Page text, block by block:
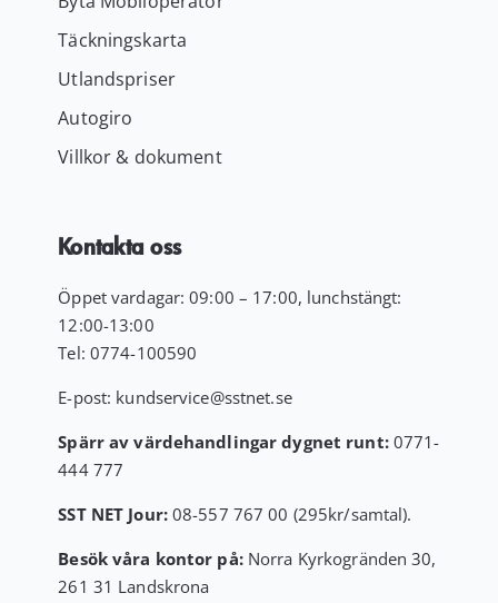
Täckningskarta
Utlandspriser
Autogiro
Villkor & dokument
Kontakta oss
Öppet vardagar: 09:00 – 17:00, lunchstängt:
12:00-13:00
Tel: 0774-100590
E-post: kundservice@sstnet.se
Spärr av värdehandlingar dygnet runt:0771-
444 777
SST NET Jour:08-557 767 00 (295kr/samtal).
Besök våra kontor på: Norra Kyrkogränden 30,
261 31 Landskrona